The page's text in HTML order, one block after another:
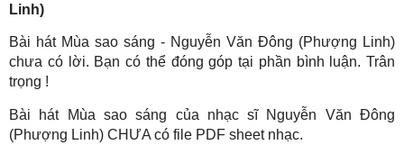
Linh)
Bài hát Mùa sao sáng - Nguyễn Văn Đông (Phượng Linh)
chưa có lời. Bạn có thể đóng góp tại phần bình luận. Trân
trọng !
Bài hát Mùa sao sáng của nhạc sĩ Nguyễn Văn Đông
(Phượng Linh) CHƯA có file PDF sheet nhạc.